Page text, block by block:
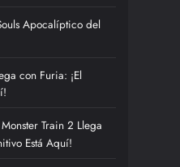
Apocalíptico del
con Furia: ¡El
Monster Train 2 Llega
Está Aquí!